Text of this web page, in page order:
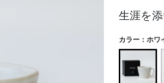
生涯を
カラー： ホワ